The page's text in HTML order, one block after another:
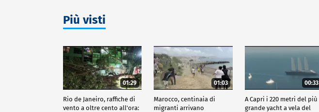
Più visti
01:29
Rio de Janeiro, raffiche di
vento a oltre cento all'ora:
01:03
Marocco, centinaia di
migranti arrivano
00:33
A Capri i 220 metri del più
grande yacht a vela del